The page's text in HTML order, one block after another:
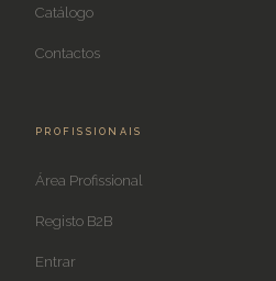
Catálogo
Contactos
PROFISSIONAIS
Área Profissional
Registo B2B
Entrar